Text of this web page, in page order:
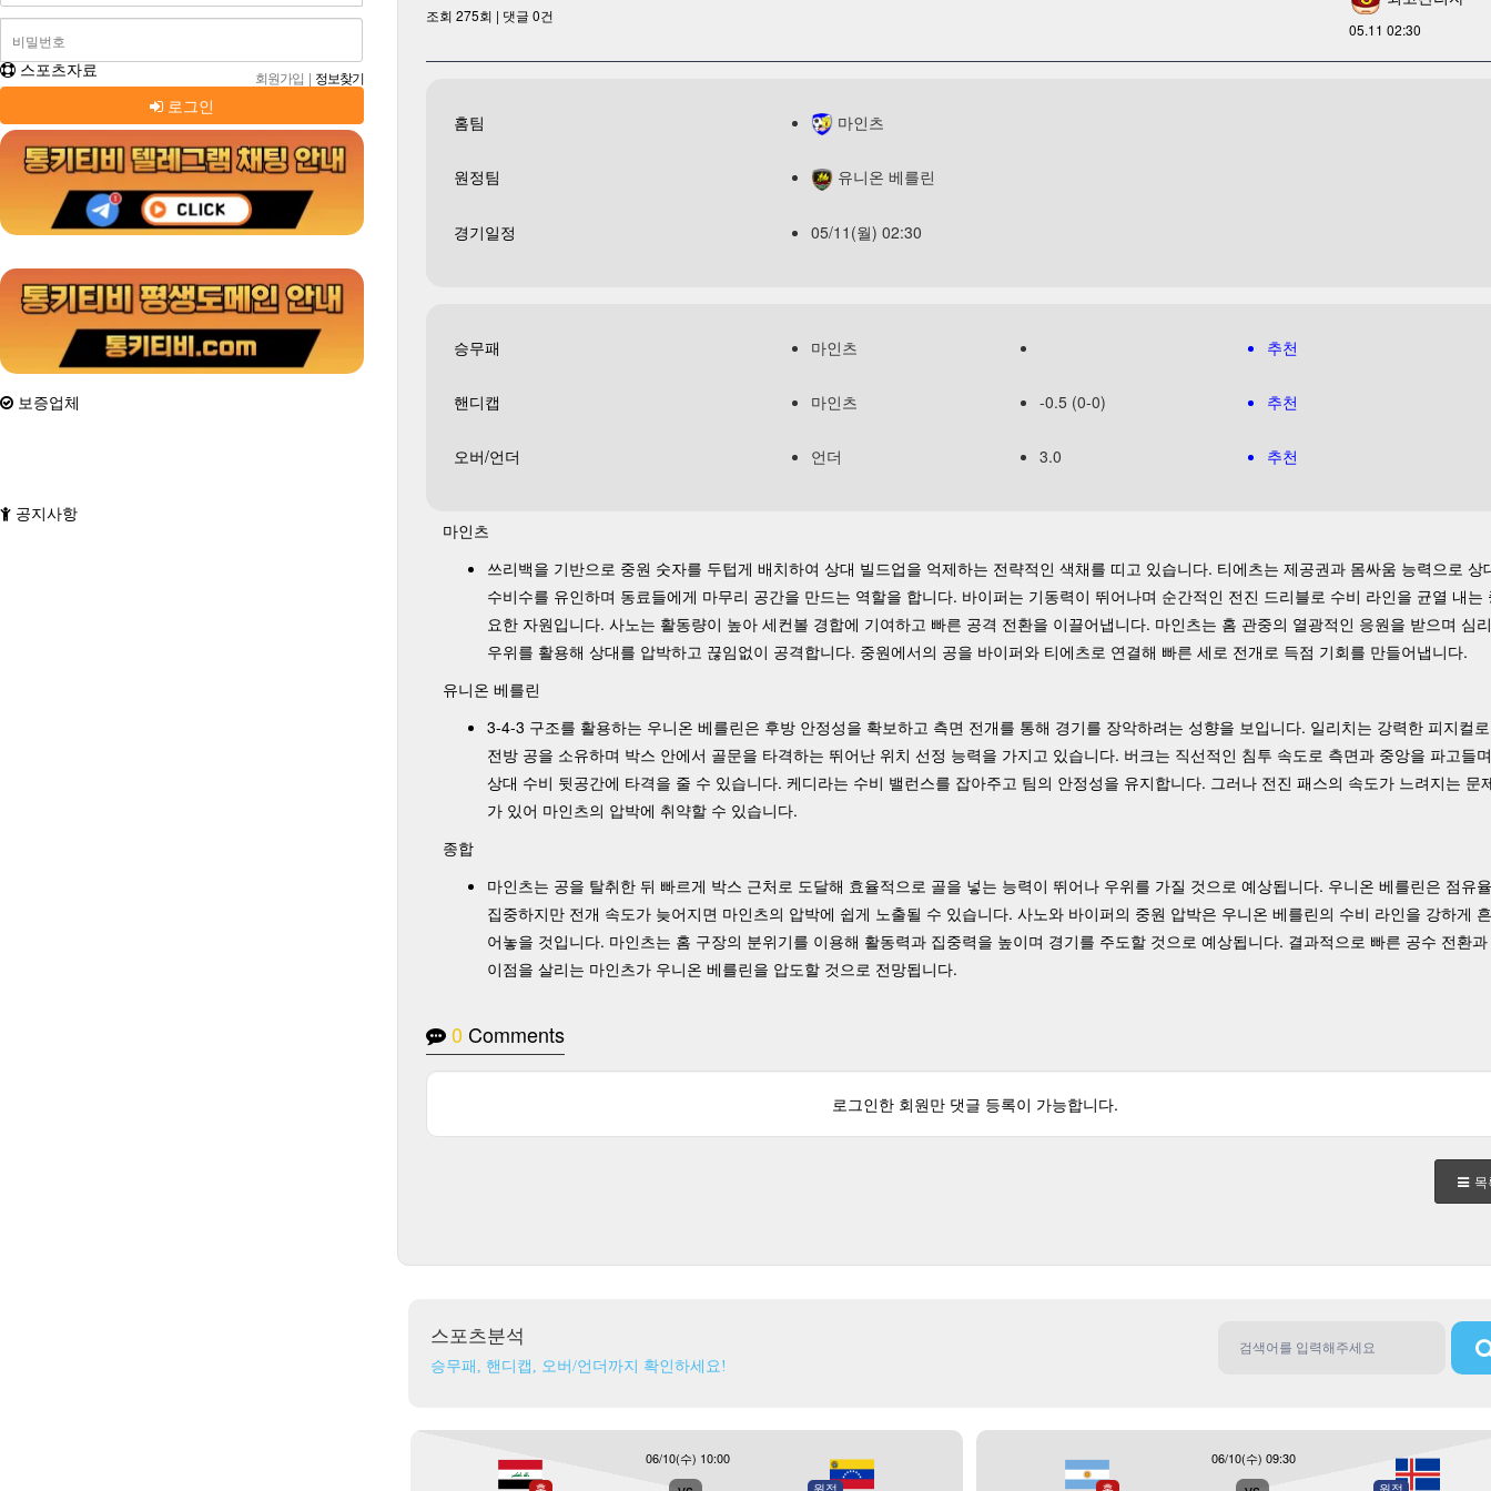
스포츠자료
스포츠분석
출석체크
보증업체
공지사항
조회 275회 | 댓글 0건
05.11 02:30
홈팀 마인츠
원정팀 유니온 베를린
경기일정 05/11(월) 02:30
승무패 마인츠 추천
핸디캡 마인츠 -0.5 (0-0) 추천
오버/언더 언더 3.0 추천
마인츠
쓰리백을 기반으로 중원 숫자를 두텁게 배치하여 상대 빌드업을 억제하는 전략적인 색채를 띠고 있습니다. 티에츠는 제공권과 몸싸움 능력으로 상
수비수를 유인하며 동료들에게 마무리 공간을 만드는 역할을 합니다. 바이퍼는 기동력이 뛰어나며 순간적인 전진 드리블로 수비 라인을 균열 내는
요한 자원입니다. 사노는 활동량이 높아 세컨볼 경합에 기여하고 빠른 공격 전환을 이끌어냅니다. 마인츠는 홈 관중의 열광적인 응원을 받으며 심
우위를 활용해 상대를 압박하고 끊임없이 공격합니다. 중원에서의 공을 바이퍼와 티에츠로 연결해 빠른 세로 전개로 득점 기회를 만들어냅니다.
유니온 베를린
3-4-3 구조를 활용하는 우니온 베를린은 후방 안정성을 확보하고 측면 전개를 통해 경기를 장악하려는 성향을 보입니다. 일리치는 강력한 피지컬로
전방 공을 소유하며 박스 안에서 골문을 타격하는 뛰어난 위치 선정 능력을 가지고 있습니다. 버크는 직선적인 침투 속도로 측면과 중앙을 파고들며
상대 수비 뒷공간에 타격을 줄 수 있습니다. 케디라는 수비 밸런스를 잡아주고 팀의 안정성을 유지합니다. 그러나 전진 패스의 속도가 느려지는 문
가 있어 마인츠의 압박에 취약할 수 있습니다.
종합
마인츠는 공을 탈취한 뒤 빠르게 박스 근처로 도달해 효율적으로 골을 넣는 능력이 뛰어나 우위를 가질 것으로 예상됩니다. 우니온 베를린은 점유
집중하지만 전개 속도가 늦어지면 마인츠의 압박에 쉽게 노출될 수 있습니다. 사노와 바이퍼의 중원 압박은 우니온 베를린의 수비 라인을 강하게
어놓을 것입니다. 마인츠는 홈 구장의 분위기를 이용해 활동력과 집중력을 높이며 경기를 주도할 것으로 예상됩니다. 결과적으로 빠른 공수 전환
이점을 살리는 마인츠가 우니온 베를린을 압도할 것으로 전망됩니다.
0 Comments
로그인한 회원만 댓글 등록이 가능합니다.
스포츠분석
승무패, 핸디캡, 오버/언더까지 확인하세요!
홈 원정
06/10(수) 10:00
홈
원정
06/10(수) 09:30
회원가입 | 정보찾기
로그인